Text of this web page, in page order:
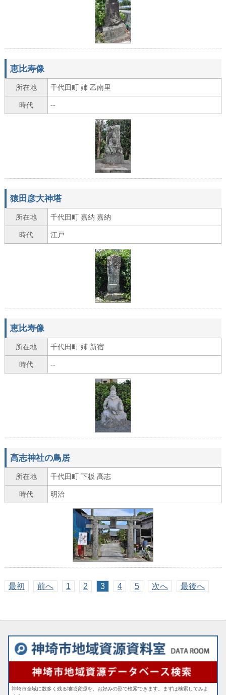
恵比寿像
所在地 千代田町 姉 乙南里
時代 --
猿田彦大神塔
所在地 千代田町 嘉納 嘉納
時代 江戸
恵比寿像
所在地 千代田町 姉 新宿
時代 --
高志神社の鳥居
所在地 千代田町 下板 高志
時代 明治
最初 前へ 1 2 3 4 5 次へ 最後へ
神埼市全域に数多く残る地域資源を、お好みの形で検索できます。まずは検索してみよ